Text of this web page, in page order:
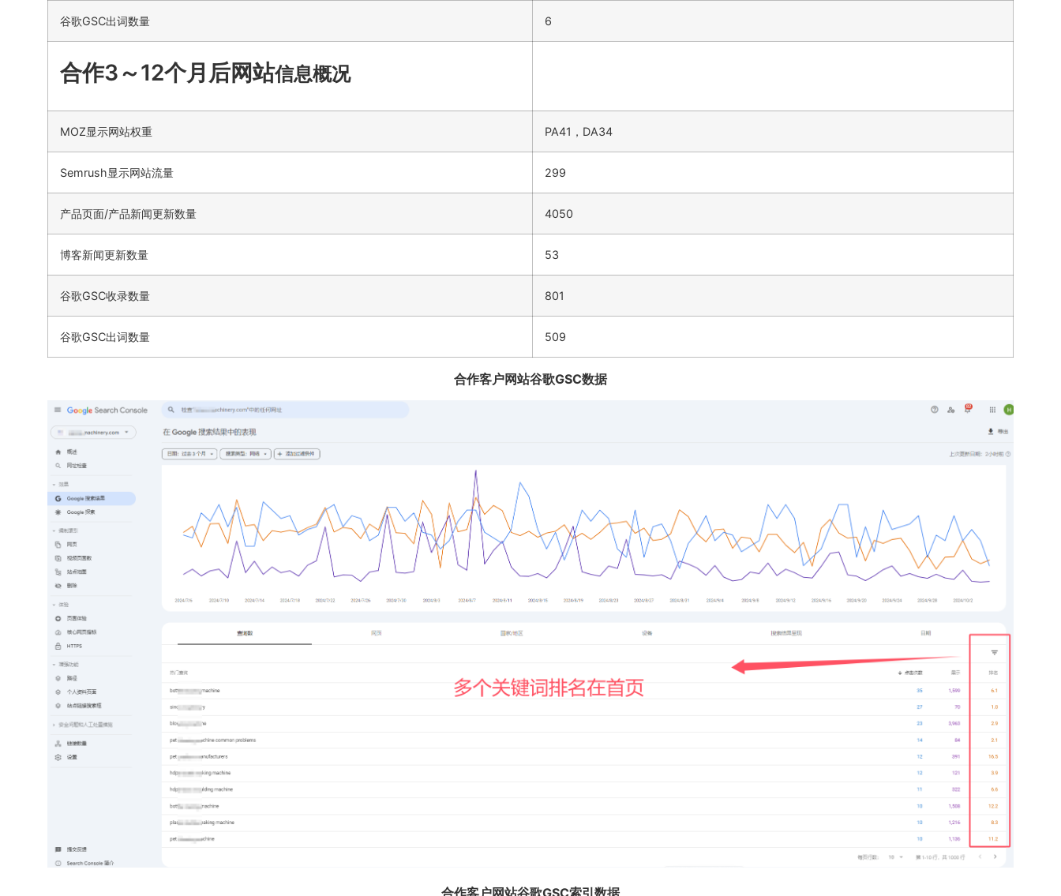
谷歌GSC出词数量 6
合作3～12个月后网站信息概况
MOZ显示网站权重 PA41，DA34
Semrush显示网站流量 299
产品页面/产品新闻更新数量 4050
博客新闻更新数量 53
谷歌GSC收录数量 801
谷歌GSC出词数量 509
合作客户网站谷歌GSC数据